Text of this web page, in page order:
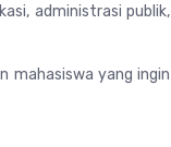
administrasi publik,
mahasiswa yang ingin